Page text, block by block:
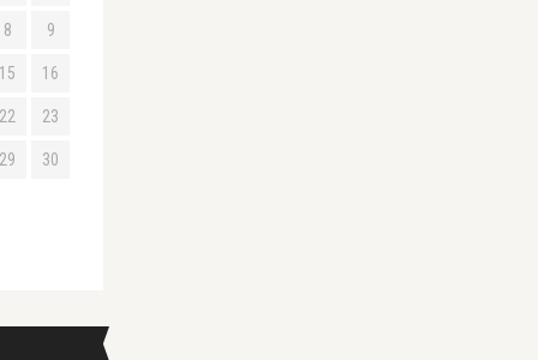
8 9
15 16
22 23
29 30